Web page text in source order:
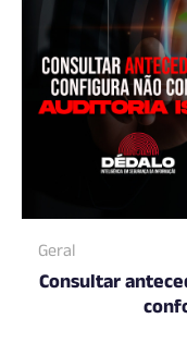
Geral
Consultar